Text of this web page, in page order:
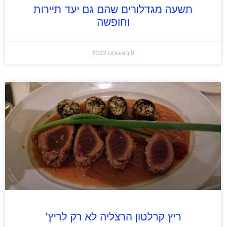
תשעה מגדלורים שהם גם יעד תיירות
וחופשה
9 באוגוסט 2022
ריץ קרלטון הרצליה לא רק לריץ'